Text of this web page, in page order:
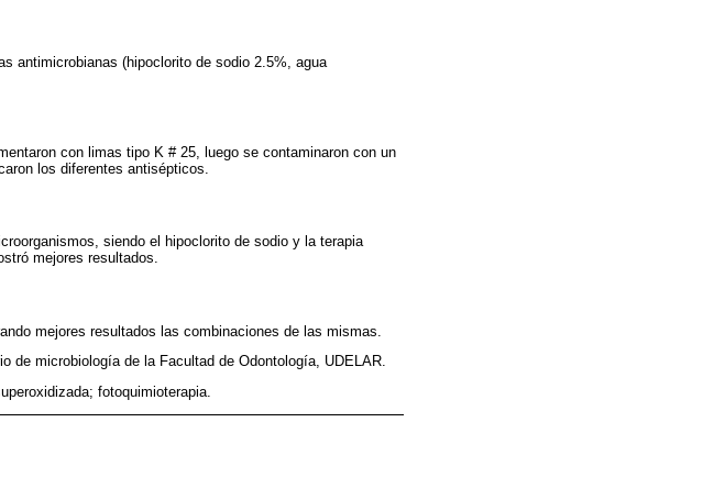
antimicrobianas (hipoclorito de sodio 2.5%, agua
con limas tipo K # 25, luego se contaminaron con un
los diferentes antisépticos.
siendo el hipoclorito de sodio y la terapia
mejores resultados.
mejores resultados las combinaciones de las mismas.
de microbiología de la Facultad de Odontología, UDELAR.
fotoquimioterapia.